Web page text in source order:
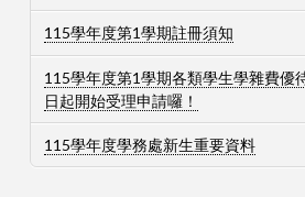
115學年度第1學期註冊須知
115學年度第1學期各類學生學雜費優
日起開始受理申請囉！
115學年度學務處新生重要資料